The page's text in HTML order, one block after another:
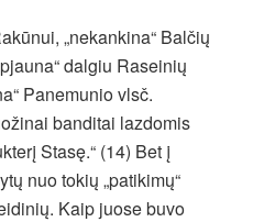
„nekankina“ Balčių
dalgiu Raseinių
Panemunio vlsč.
banditai lazdomis
Stasę.“ (14) Bet į
nuo tokių „patikimų“
Kaip juose buvo